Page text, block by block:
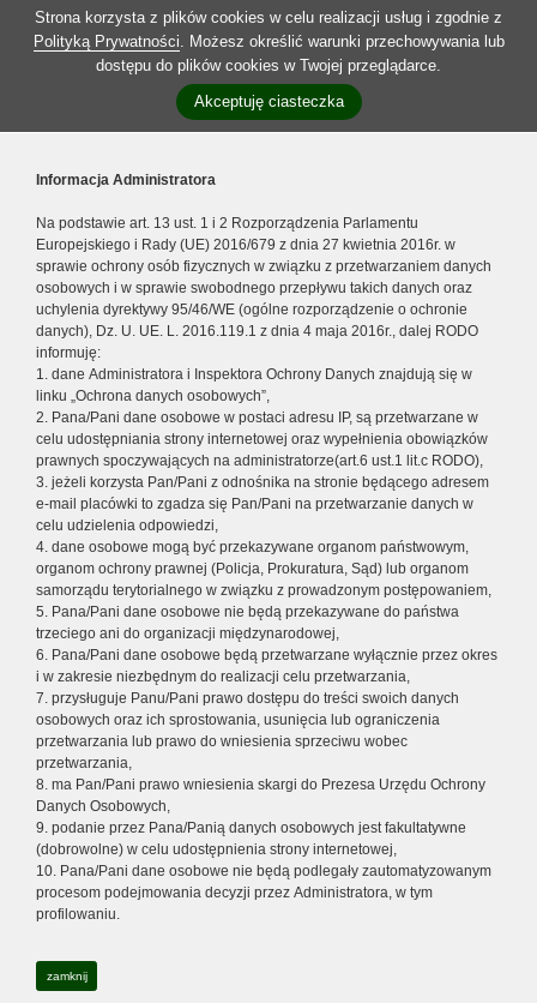
Strona korzysta z plików cookies w celu realizacji usług i zgodnie z
Polityką Prywatności. Możesz określić warunki przechowywania lub
dostępu do plików cookies w Twojej przeglądarce.
Akceptuję ciasteczka
Informacja Administratora
Na podstawie art. 13 ust. 1 i 2 Rozporządzenia Parlamentu
Europejskiego i Rady (UE) 2016/679 z dnia 27 kwietnia 2016r. w
sprawie ochrony osób fizycznych w związku z przetwarzaniem danych
osobowych i w sprawie swobodnego przepływu takich danych oraz
uchylenia dyrektywy 95/46/WE (ogólne rozporządzenie o ochronie
danych), Dz. U. UE. L. 2016.119.1 z dnia 4 maja 2016r., dalej RODO
informuję:
1. dane Administratora i Inspektora Ochrony Danych znajdują się w
linku „Ochrona danych osobowych”,
2. Pana/Pani dane osobowe w postaci adresu IP, są przetwarzane w
celu udostępniania strony internetowej oraz wypełnienia obowiązków
prawnych spoczywających na administratorze(art.6 ust.1 lit.c RODO),
3. jeżeli korzysta Pan/Pani z odnośnika na stronie będącego adresem
e-mail placówki to zgadza się Pan/Pani na przetwarzanie danych w
celu udzielenia odpowiedzi,
4. dane osobowe mogą być przekazywane organom państwowym,
organom ochrony prawnej (Policja, Prokuratura, Sąd) lub organom
samorządu terytorialnego w związku z prowadzonym postępowaniem,
5. Pana/Pani dane osobowe nie będą przekazywane do państwa
trzeciego ani do organizacji międzynarodowej,
6. Pana/Pani dane osobowe będą przetwarzane wyłącznie przez okres
i w zakresie niezbędnym do realizacji celu przetwarzania,
7. przysługuje Panu/Pani prawo dostępu do treści swoich danych
osobowych oraz ich sprostowania, usunięcia lub ograniczenia
przetwarzania lub prawo do wniesienia sprzeciwu wobec
przetwarzania,
8. ma Pan/Pani prawo wniesienia skargi do Prezesa Urzędu Ochrony
Danych Osobowych,
9. podanie przez Pana/Panią danych osobowych jest fakultatywne
(dobrowolne) w celu udostępnienia strony internetowej,
10. Pana/Pani dane osobowe nie będą podlegały zautomatyzowanym
procesom podejmowania decyzji przez Administratora, w tym
profilowaniu.
zamknij